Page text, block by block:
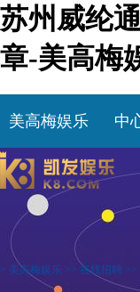
苏州威纶
章-美高梅
美高梅娱乐 中
> 美高梅娱乐 >> 在线招聘